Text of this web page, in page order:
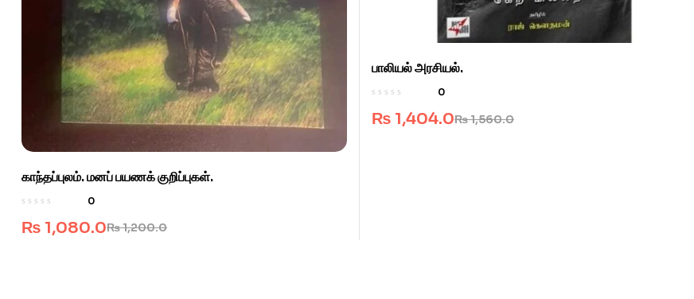
காந்தப்புலம். மனப் பயணக் குறிப்புகள்.
0
₨1,200.0
₨ 1,080.0
பாலியல் அரசியல்.
0
₨1,560.0
₨ 1,404.0